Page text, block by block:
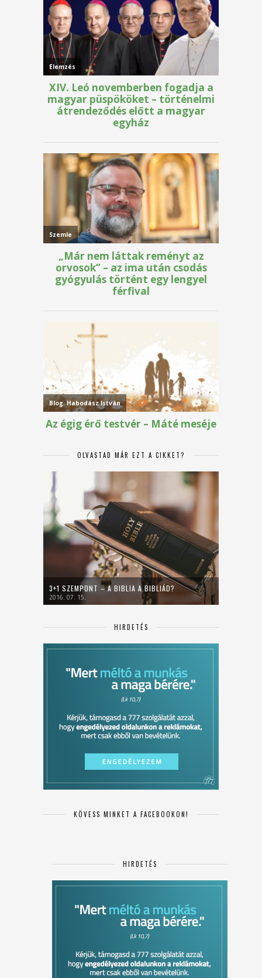
OLVASTAD MÁR EZT A CIKKET?
3+1 SZEMPONT – A BIBLIA A BIBLIÁD?
2016. 07. 15.
HIRDETÉS
KÖVESS MINKET A FACEBOOKON!
HIRDETÉS